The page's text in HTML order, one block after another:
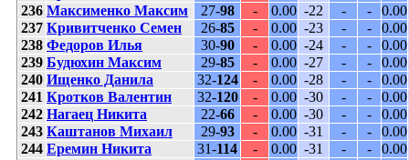
236 Максименко Максим 27-98 - 0.00 -22 - -
0.00
237 Кривитченко Семен 26-85 - 0.00 -23 - -
0.00
238 Федоров Илья 30-90 - 0.00 -24 - -
0.00
239 Будюхин Максим 29-85 - 0.00 -27 - -
0.00
240 Ищенко Данила 32-124 - 0.00 -28 - -
0.00
241 Кротков Валентин 32-120 - 0.00 -30 - -
0.00
242 Нагаец Никита 22-66 - 0.00 -30 - -
0.00
243 Каштанов Михаил 29-93 - 0.00 -31 - -
0.00
244 Еремин Никита 31-114 - 0.00 -31 - -
0.00